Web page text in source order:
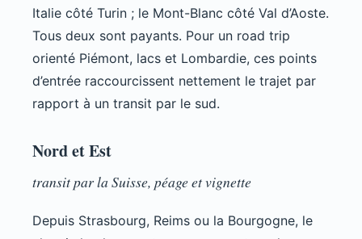
Italie côté Turin ; le Mont-Blanc côté Val d’Aoste.
Tous deux sont payants. Pour un road trip
orienté Piémont, lacs et Lombardie, ces points
d’entrée raccourcissent nettement le trajet par
rapport à un transit par le sud.
Nord et Est
transit par la Suisse, péage et vignette
Depuis Strasbourg, Reims ou la Bourgogne, le